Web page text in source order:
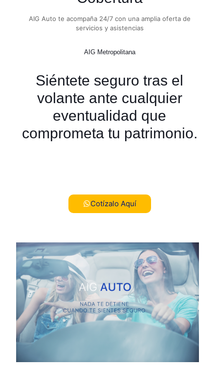
AIG Auto te acompaña 24/7 con una amplia oferta de
servicios y asistencias
AIG Metropolitana
Siéntete seguro tras el
volante ante cualquier
eventualidad que
comprometa tu patrimonio.
Cotízalo Aquí